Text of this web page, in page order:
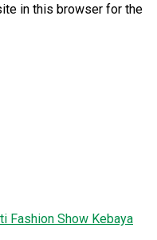
in this browser for the